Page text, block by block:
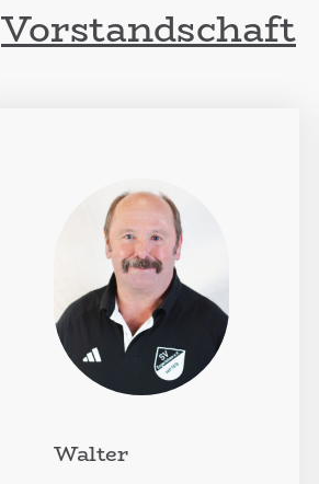
Vorstandschaft
Walter